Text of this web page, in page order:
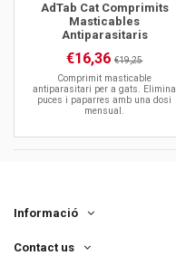
AdTab Cat Comprimits
Masticables
Antiparasitaris
€16,36€19,25
Comprimit masticable
antiparasitari per a gats. Elimina
puces i paparres amb una dosi
mensual.
Informació
Contact us